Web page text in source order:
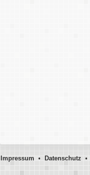
Impressum • Datenschutz •